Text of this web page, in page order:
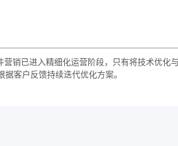
销已进入精细化运营阶段，只有将技术优化
客户反馈持续迭代优化方案。